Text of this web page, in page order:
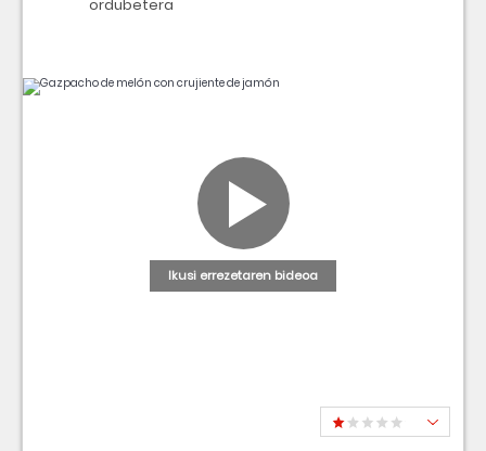
ordubetera
Ikusi errezetaren bideoa